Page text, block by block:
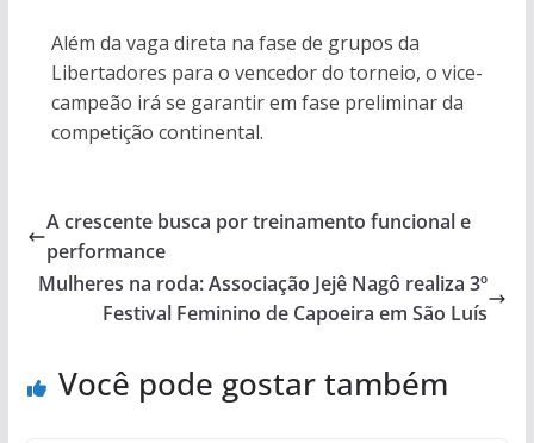
Além da vaga direta na fase de grupos da
Libertadores para o vencedor do torneio, o vice-
campeão irá se garantir em fase preliminar da
competição continental.
A crescente busca por treinamento funcional e
performance
Mulheres na roda: Associação Jejê Nagô realiza 3º
Festival Feminino de Capoeira em São Luís
Você pode gostar também